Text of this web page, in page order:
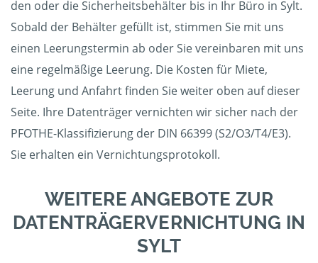
den oder die Sicherheitsbehälter bis in Ihr Büro in Sylt.
Sobald der Behälter gefüllt ist, stimmen Sie mit uns
einen Leerungstermin ab oder Sie vereinbaren mit uns
eine regelmäßige Leerung. Die Kosten für Miete,
Leerung und Anfahrt finden Sie weiter oben auf dieser
Seite. Ihre Datenträger vernichten wir sicher nach der
PFOTHE-Klassifizierung der DIN 66399 (S2/O3/T4/E3).
Sie erhalten ein Vernichtungsprotokoll.
WEITERE ANGEBOTE ZUR
DATENTRÄGERVERNICHTUNG IN
SYLT